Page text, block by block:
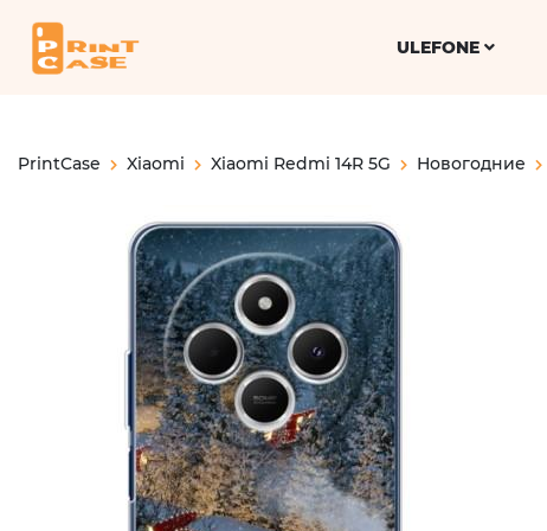
ULEFONE
PrintCase Xiaomi Xiaomi Redmi 14R 5G Новогодние